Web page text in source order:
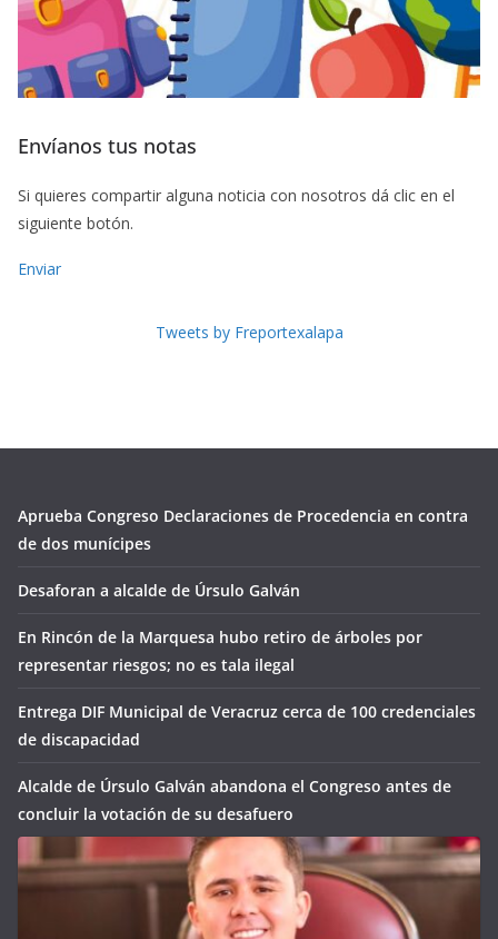
Envíanos tus notas
Si quieres compartir alguna noticia con nosotros dá clic en el
siguiente botón.
Enviar
Tweets by Freportexalapa
Aprueba Congreso Declaraciones de Procedencia en contra
de dos munícipes
Desaforan a alcalde de Úrsulo Galván
En Rincón de la Marquesa hubo retiro de árboles por
representar riesgos; no es tala ilegal
Entrega DIF Municipal de Veracruz cerca de 100 credenciales
de discapacidad
Alcalde de Úrsulo Galván abandona el Congreso antes de
concluir la votación de su desafuero